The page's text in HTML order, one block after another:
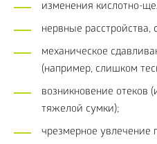
изменения кислотно-
нервные расстройства,
механическое
(например, слишком
возникновение отеков
тяжелой сумки);
чрезмерное увлечение